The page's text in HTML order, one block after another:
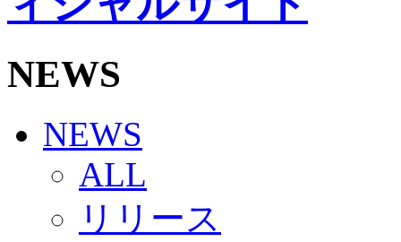
HOMEGAME
観戦ルール＆マナー
Jリーグ運営管理規定
写真・動画使用ガイドライン
SCHEDULE
2026/27
練習見学時のファンサービスについて
TICKET
奈良クラブ明治安田J3リーグ2026/27シーズン試
奈良クラブ明治安田Ｊ3リーグ 2026/27シーズン「
観戦ルール＆マナー
NEWS
NEWS
ALL
リリース